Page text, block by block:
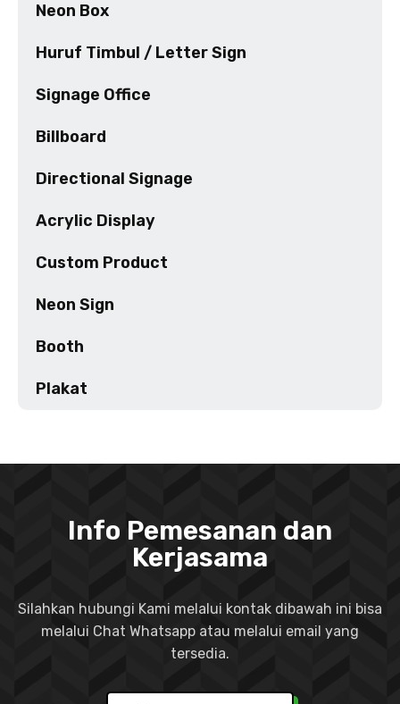
Neon Box
Huruf Timbul / Letter Sign
Signage Office
Billboard
Directional Signage
Acrylic Display
Custom Product
Neon Sign
Booth
Plakat
Info Pemesanan dan
Kerjasama
Silahkan hubungi Kami melalui kontak dibawah ini bisa
melalui Chat Whatsapp atau melalui email yang
tersedia.